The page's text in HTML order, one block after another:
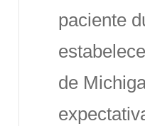
paciente
de